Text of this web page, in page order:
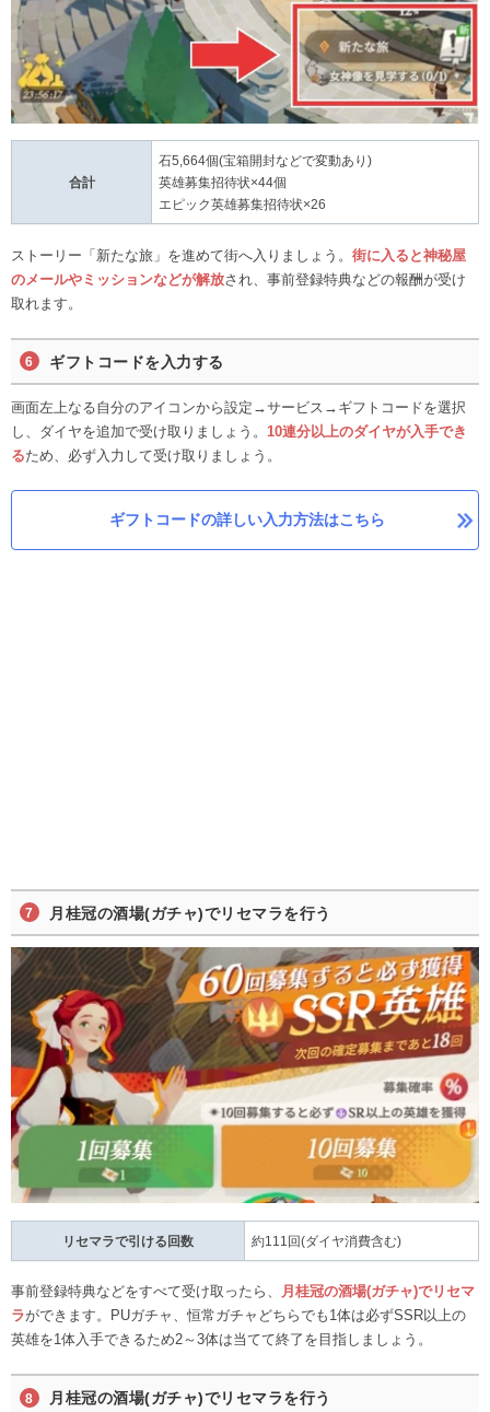
合計
石5,664個(宝箱開封などで変動あり)
英雄募集招待状×44個
エピック英雄募集招待状×26
ストーリー「新たな旅」を進めて街へ入りましょう。 街に入ると神秘屋
のメールやミッションなどが解放され、事前登録特典などの報酬が受け
取れます。
ギフトコードを入力する
画面左上なる自分のアイコンから設定→サービス→ギフトコードを選択
し、ダイヤを追加で受け取りましょう。 10連分以上のダイヤが入手でき
るため、必ず入力して受け取りましょう。
ギフトコードの詳しい入力方法はこちら
月桂冠の酒場(ガチャ)でリセマラを行う
リセマラで引ける回数 約111回(ダイヤ消費含む)
事前登録特典などをすべて受け取ったら、
月桂冠の酒場(ガチャ)でリセマ
ラができます。PUガチャ、恒常ガチャどちらでも1体は必ずSSR以上の
英雄を1体入手できるため2～3体は当てて終了を目指しましょう。
月桂冠の酒場(ガチャ)でリセマラを行う